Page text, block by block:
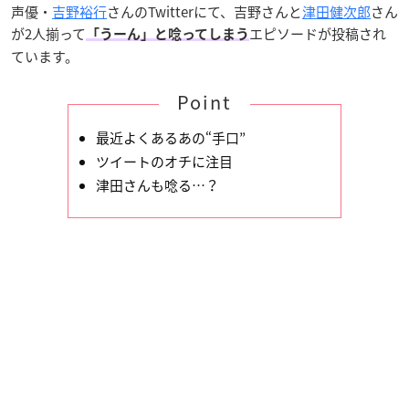
声優・ 吉野裕行さんのTwitterにて、吉野さんと津田健次郎さん
が2人揃って 「うーん」と唸ってしまう エピソードが投稿され
ています。
Point
最近よくあるあの“手口”
ツイートのオチに注目
津田さんも唸る…？